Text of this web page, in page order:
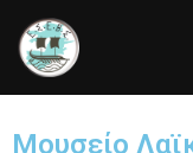
Μουσείο